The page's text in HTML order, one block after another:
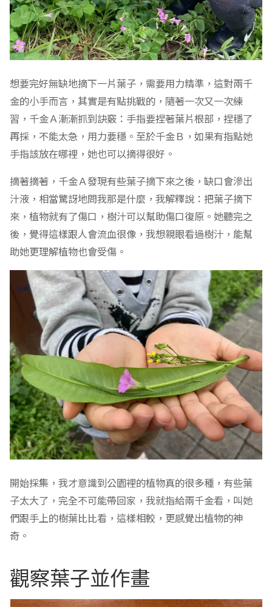
想要完好無缺地摘下一片葉子，需要用力精準，這對兩千
金的小手而言，其實是有點挑戰的，隨著一次又一次練
習，千金Ａ漸漸抓到訣竅：手指要捏著葉片根部，捏穩了
再採，不能太急，用力要穩。至於千金Ｂ，如果有指點她
手指該放在哪裡，她也可以摘得很好。
摘著摘著，千金Ａ發現有些葉子摘下來之後，缺口會滲出
汁液，相當驚訝地問我那是什麼，我解釋說：把葉子摘下
來，植物就有了傷口，樹汁可以幫助傷口復原。她聽完之
後，覺得這樣跟人會流血很像，我想親眼看過樹汁，能幫
助她更理解植物也會受傷。
開始採集，我才意識到公園裡的植物真的很多種，有些葉
子太大了，完全不可能帶回家，我就指給兩千金看，叫她
們跟手上的樹葉比比看，這樣相較，更感覺出植物的神
奇。
觀察葉子並作畫